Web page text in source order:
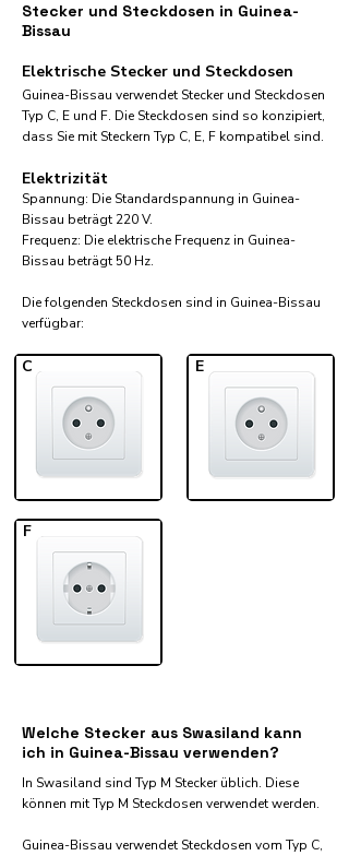
Stecker und Steckdosen in Guinea-
Bissau
Elektrische Stecker und Steckdosen
Guinea-Bissau verwendet Stecker und Steckdosen
Typ C, E und F. Die Steckdosen sind so konzipiert,
dass Sie mit Steckern Typ C, E, F kompatibel sind.
Elektrizität
Spannung: Die Standardspannung in Guinea-
Bissau beträgt 220 V.
Frequenz: Die elektrische Frequenz in Guinea-
Bissau beträgt 50 Hz.
Die folgenden Steckdosen sind in Guinea-Bissau
verfügbar:​
C
F
E
Welche Stecker aus Swasiland kann
ich in Guinea-Bissau verwenden?
In Swasiland sind Typ M Stecker üblich. Diese
können mit Typ M Steckdosen verwendet werden.
Guinea-Bissau verwendet Steckdosen vom Typ C,